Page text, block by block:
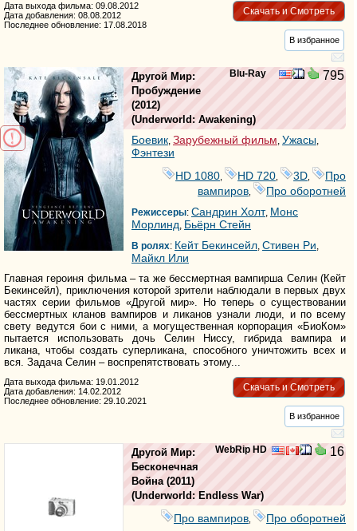
Скачать и Смотреть
Дата выхода фильма: 09.08.2012
Дата добавления: 08.08.2012
Последнее обновление: 17.08.2018
В избранное
Blu-Ray 795
Другой Мир:
Пробуждение
(2012)
(Underworld: Awakening)
Боевик, Зарубежный фильм, Ужасы,
Фэнтези
HD 1080
HD 720 3D
Про
вампиров
Про оборотней
Режиссеры: Сандрин Холт, Монс
Морлинд, Бьёрн Стейн
В ролях: Кейт Бекинсейл, Стивен Ри,
Майкл Или
Главная героиня фильма – та же бессмертная вампирша Селин (Кейт
Бекинсейл), приключения которой зрители наблюдали в первых двух
частях серии фильмов «Другой мир». Но теперь о существовании
бессмертных кланов вампиров и ликанов узнали люди, и по всему
свету ведутся бои с ними, а могущественная корпорация «БиоКом»
пытается использовать дочь Селин Ниссу, гибрида вампира и
ликана, чтобы создать суперликана, способного уничтожить всех и
вся. Задача Селин – воспрепятствовать этому...
Скачать и Смотреть
Дата выхода фильма: 19.01.2012
Дата добавления: 14.02.2012
Последнее обновление: 29.10.2021
В избранное
WebRip HD 16
Другой Мир:
Бесконечная
Война (2011)
(Underworld: Endless War)
Про вампиров
Про оборотней